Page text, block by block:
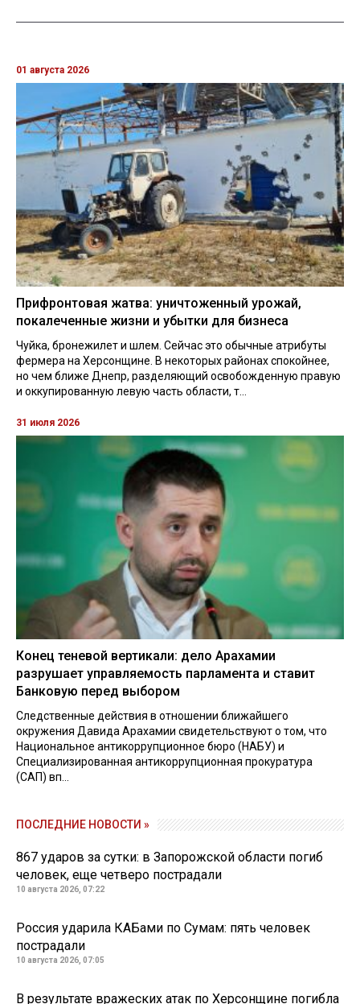
01 августа 2026
Прифронтовая жатва: уничтоженный урожай,
покалеченные жизни и убытки для бизнеса
Чуйка, бронежилет и шлем. Сейчас это обычные атрибуты
фермера на Херсонщине. В некоторых районах спокойнее,
но чем ближе Днепр, разделяющий освобожденную правую
и оккупированную левую часть области, т...
31 июля 2026
Конец теневой вертикали: дело Арахамии
разрушает управляемость парламента и ставит
Банковую перед выбором
Следственные действия в отношении ближайшего
окружения Давида Арахамии свидетельствуют о том, что
Национальное антикоррупционное бюро (НАБУ) и
Специализированная антикоррупционная прокуратура
(САП) вп...
ПОСЛЕДНИЕ НОВОСТИ »
867 ударов за сутки: в Запорожской области погиб
человек, еще четверо пострадали
10 августа 2026, 07:22
Россия ударила КАБами по Сумам: пять человек
пострадали
10 августа 2026, 07:05
В результате вражеских атак по Херсонщине погибла